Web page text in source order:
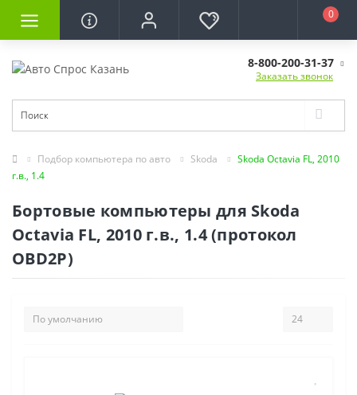
0
8-800-200-31-37
Заказать звонок
Подбор компьютера по авто Skoda
Skoda Octavia FL, 2010
г.в., 1.4
Бортовые компьютеры для Skoda
Octavia FL, 2010 г.в., 1.4 (протокол
OBD2P)